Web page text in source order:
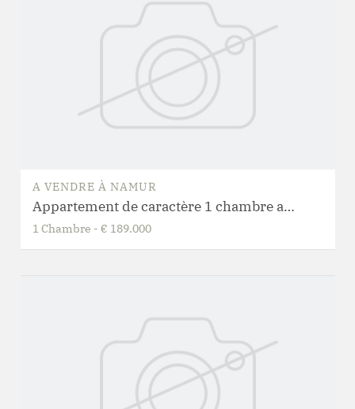
A VENDRE À NAMUR
Appartement de caractère 1 chambre avec jardin privatif
1 Chambre - € 189.000